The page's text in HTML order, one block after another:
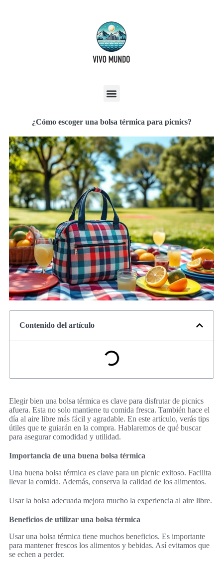
¿Cómo escoger una bolsa térmica para picnics?
Contenido del artículo
Elegir bien una bolsa térmica es clave para disfrutar de picnics
afuera. Esta no solo mantiene tu comida fresca. También hace el
día al aire libre más fácil y agradable. En este artículo, verás tips
útiles que te guiarán en la compra. Hablaremos de qué buscar
para asegurar comodidad y utilidad.
Importancia de una buena bolsa térmica
Una buena bolsa térmica es clave para un picnic exitoso. Facilita
llevar la comida. Además, conserva la calidad de los alimentos.
Usar la bolsa adecuada mejora mucho la experiencia al aire libre.
Beneficios de utilizar una bolsa térmica
Usar una bolsa térmica tiene muchos beneficios. Es importante
para mantener frescos los alimentos y bebidas. Así evitamos que
se echen a perder.